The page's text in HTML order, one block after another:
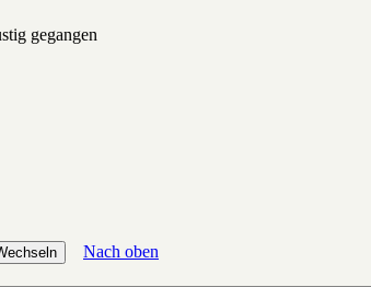
gegangen
Nach oben